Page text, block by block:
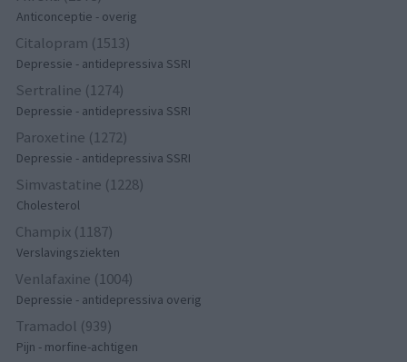
Anticonceptie - overig
Citalopram (1513)
Depressie - antidepressiva SSRI
Sertraline (1274)
Depressie - antidepressiva SSRI
Paroxetine (1272)
Depressie - antidepressiva SSRI
Simvastatine (1228)
Cholesterol
Champix (1187)
Verslavingsziekten
Venlafaxine (1004)
Depressie - antidepressiva overig
Tramadol (939)
Pijn - morfine-achtigen